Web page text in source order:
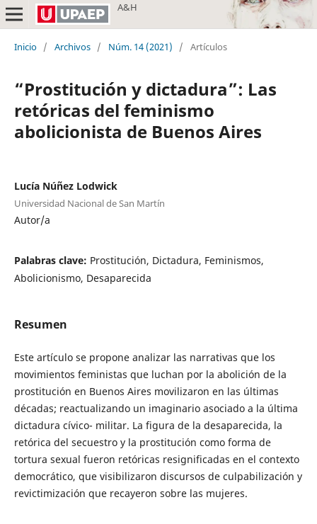
A&H
Inicio / Archivos / Núm. 14 (2021) / Artículos
“Prostitución y dictadura”: Las
retóricas del feminismo
abolicionista de Buenos Aires
Lucía Núñez Lodwick
Universidad Nacional de San Martín
Autor/a
Palabras clave: Prostitución, Dictadura, Feminismos,
Abolicionismo, Desaparecida
Resumen
Este artículo se propone analizar las narrativas que los
movimientos feministas que luchan por la abolición de la
prostitución en Buenos Aires movilizaron en las últimas
décadas; reactualizando un imaginario asociado a la última
dictadura cívico- militar. La figura de la desaparecida, la
retórica del secuestro y la prostitución como forma de
tortura sexual fueron retóricas resignificadas en el contexto
democrático, que visibilizaron discursos de culpabilización y
revictimización que recayeron sobre las mujeres.